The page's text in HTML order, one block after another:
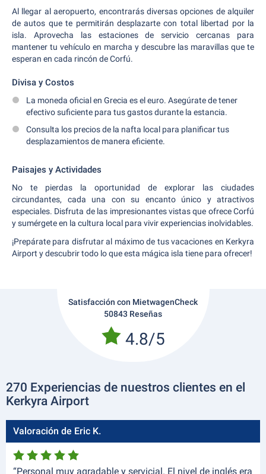
Al llegar al aeropuerto, encontrarás diversas opciones de alquiler
de autos que te permitirán desplazarte con total libertad por la
isla. Aprovecha las estaciones de servicio cercanas para
mantener tu vehículo en marcha y descubre las maravillas que te
esperan en cada rincón de Corfú.
Divisa y Costos
La moneda oficial en Grecia es el euro. Asegúrate de tener
efectivo suficiente para tus gastos durante la estancia.
Consulta los precios de la nafta local para planificar tus
desplazamientos de manera eficiente.
Paisajes y Actividades
No te pierdas la oportunidad de explorar las ciudades
circundantes, cada una con su encanto único y atractivos
especiales. Disfruta de las impresionantes vistas que ofrece Corfú
y sumérgete en la cultura local para vivir experiencias inolvidables.
¡Prepárate para disfrutar al máximo de tus vacaciones en Kerkyra
Airport y descubrir todo lo que esta mágica isla tiene para ofrecer!
Satisfacción con MietwagenCheck
50843 Reseñas
4.8/5
270 Experiencias de nuestros clientes en el
Kerkyra Airport
Valoración de Eric K.
“Personal muy agradable y servicial. El nivel de inglés era